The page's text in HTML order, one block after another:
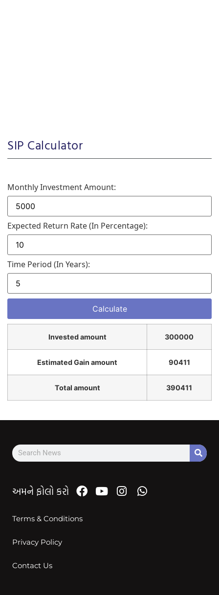
SIP Calculator
Monthly Investment Amount:
Expected Return Rate (in Percentage):
Time Period (in Years):
Invested amount 300000
Estimated Gain amount 90411
Total amount 390411
અમને ફોલો કરો
Terms & Conditions
Privacy Policy
Contact Us